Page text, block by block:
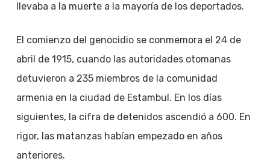
llevaba a la muerte a la mayoría de los deportados.
El comienzo del genocidio se conmemora el 24 de
abril de 1915, cuando las autoridades otomanas
detuvieron a 235 miembros de la comunidad
armenia en la ciudad de Estambul. En los días
siguientes, la cifra de detenidos ascendió a 600. En
rigor, las matanzas habían empezado en años
anteriores.